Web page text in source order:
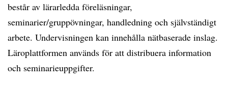
består av lärarledda föreläsningar,
seminarier/gruppövningar, handledning och självständigt
arbete. Undervisningen kan innehålla nätbaserade inslag.
Läroplattformen används för att distribuera information
och seminarieuppgifter.